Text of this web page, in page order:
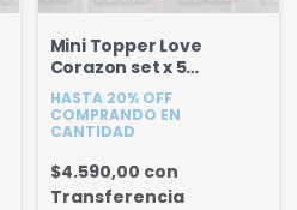
Mini Topper Love
Corazon set x 5
unidades
HASTA 20% OFF
COMPRANDO EN
CANTIDAD
$4.590,00 con
Transferencia